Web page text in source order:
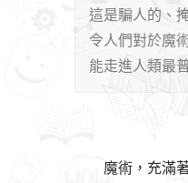
這是騙人的、
令人們對於魔
能走進人類最
魔術，充滿